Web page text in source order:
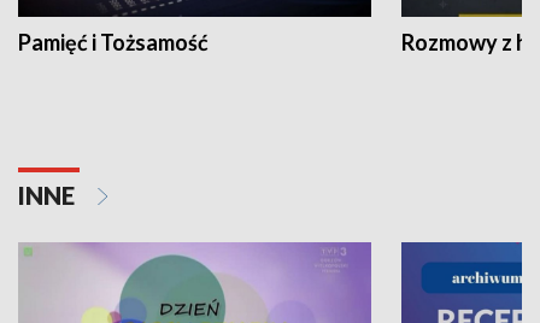
Pamięć i Tożsamość Rozmowy z
INNE